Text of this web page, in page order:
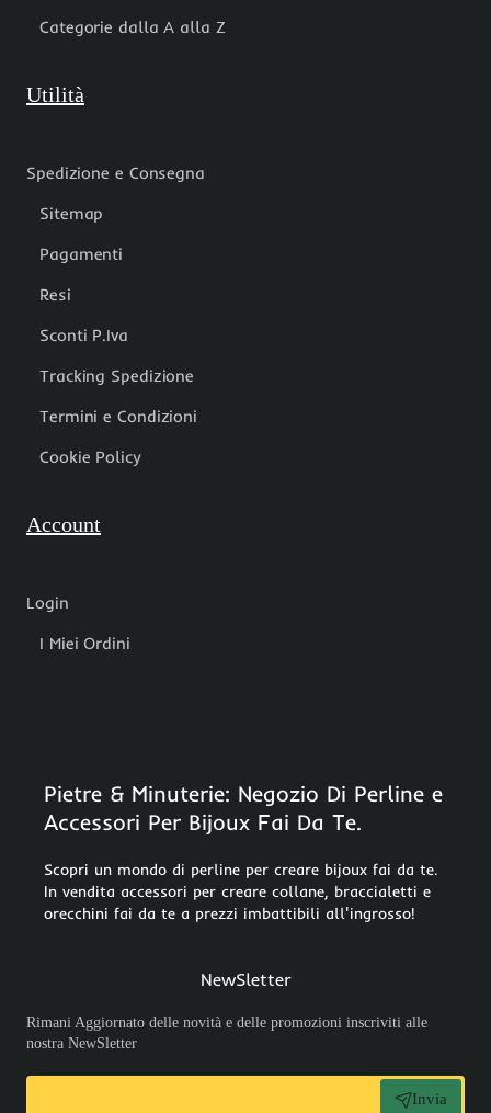
Categorie dalla A alla Z
Utilità
Spedizione e Consegna
Sitemap
Pagamenti
Resi
Sconti P.Iva
Tracking Spedizione
Termini e Condizioni
Cookie Policy
Account
Login
I Miei Ordini
Pietre & Minuterie: Negozio Di Perline e
Accessori Per Bijoux Fai Da Te.
Scopri un mondo di perline per creare bijoux fai da te.
In vendita accessori per creare collane, braccialetti e
orecchini fai da te a prezzi imbattibili all'ingrosso!
NewSletter
Rimani Aggiornato delle novità e delle promozioni inscriviti alle
nostra NewSletter
Invia